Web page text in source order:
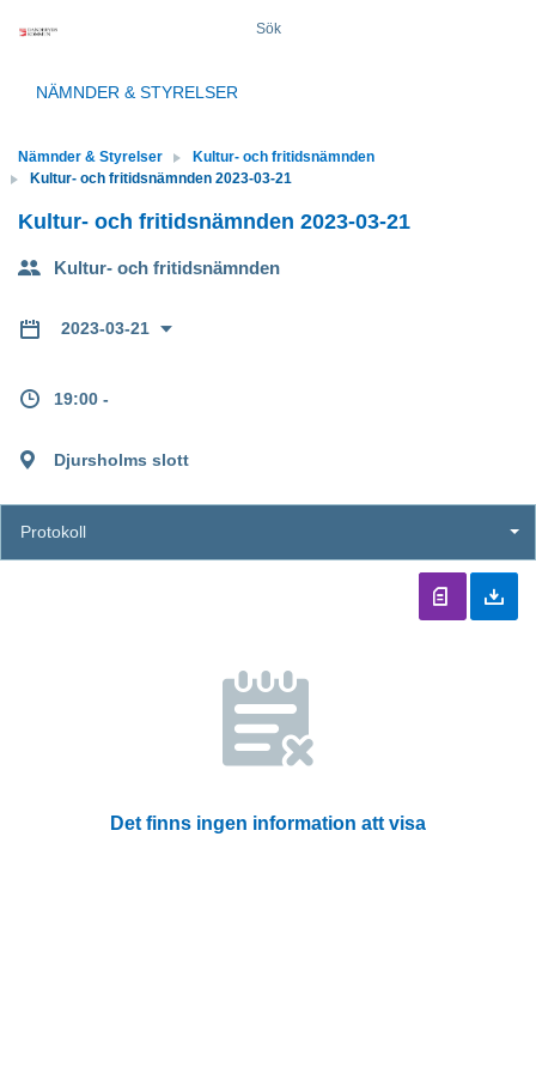
Sök
NÄMNDER & STYRELSER
Nämnder & Styrelser
Kultur- och fritidsnämnden
Kultur- och fritidsnämnden 2023-03-21
Kultur- och fritidsnämnden 2023-03-21
Kultur- och fritidsnämnden
2023-03-21
19:00 -
Djursholms slott
Protokoll
Det finns ingen information att visa